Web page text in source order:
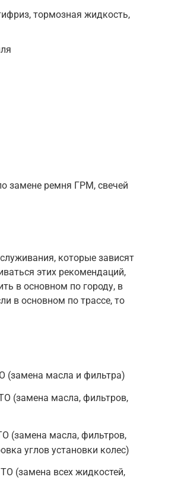
тормозная жидкость,
замене ремня ГРМ, свечей
которые зависят
этих рекомендаций,
в основном по городу, в
в основном по трассе, то
(замена масла и фильтра)
(замена масла, фильтров,
(замена масла, фильтров,
углов установки колес)
(замена всех жидкостей,